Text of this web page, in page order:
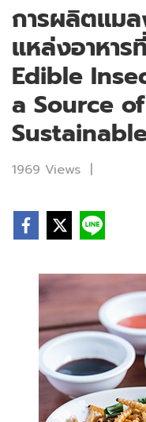
การผลิตแมล
แหล่งอาหา
Edible
a Source
1969 Views |